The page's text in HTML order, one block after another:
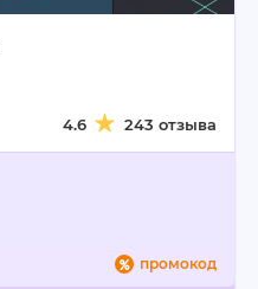
4.6 243 отзыва
промокод